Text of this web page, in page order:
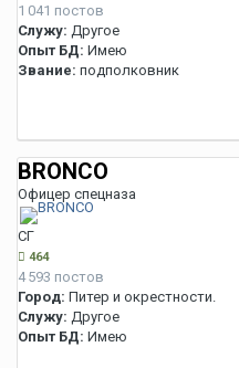
1 041 постов
Служу: Другое
Опыт БД: Имею
Звание: подполковник
BRONCO
Офицер спецназа
СГ
464
4 593 постов
Город: Питер и окрестности.
Служу: Другое
Опыт БД: Имею